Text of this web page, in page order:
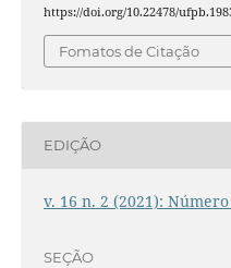
https://doi.org/10.22478/
Fomatos de Citação
EDIÇÃO
v. 16 n. 2 (2021):
SEÇÃO